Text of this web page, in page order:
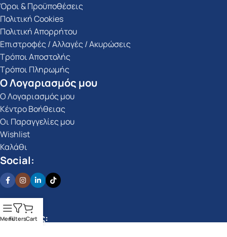
Όροι & Προϋποθέσεις
Πολιτική Cookies
Πολιτική Απορρήτου
Επιστροφές / Αλλαγές / Ακυρώσεις
Τρόποι Αποστολής
Τρόποι Πληρωμής
Ο Λογαριασμός μου
Ο Λογαριασμός μου
Κέντρο Βοήθειας
Οι Παραγγελίες μου
Wishlist
Καλάθι
Social:
Πληρωμές:
MenuFiltersCart